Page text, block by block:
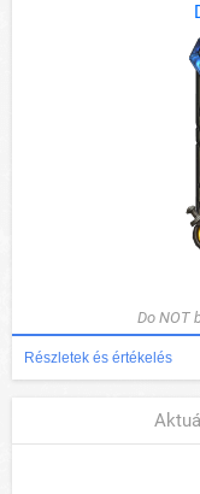
Do NOT
Részletek és értékelés